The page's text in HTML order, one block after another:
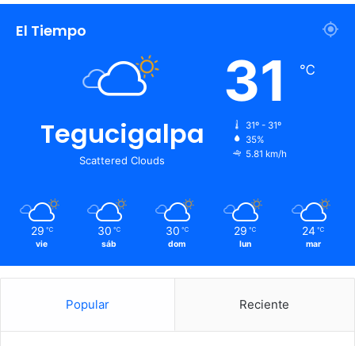
El Tiempo
Tegucigalpa
Scattered Clouds
31 ℃
31º - 31º
35%
5.81 km/h
29 ℃
vie
30 ℃
sáb
30 ℃
dom
29 ℃
lun
24 ℃
mar
Popular Reciente